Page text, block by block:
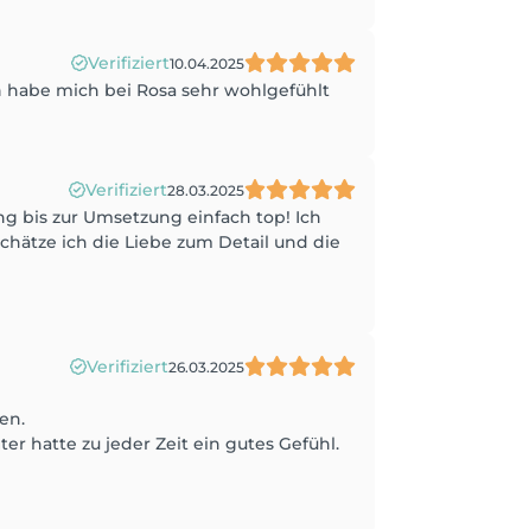
Verifiziert10.04.2025
habe mich bei Rosa sehr wohlgefühlt
Verifiziert28.03.2025
bis zur Umsetzung einfach top! Ich
ich die Liebe zum Detail und die
Verifiziert26.03.2025
hatte zu jeder Zeit ein gutes Gefühl.